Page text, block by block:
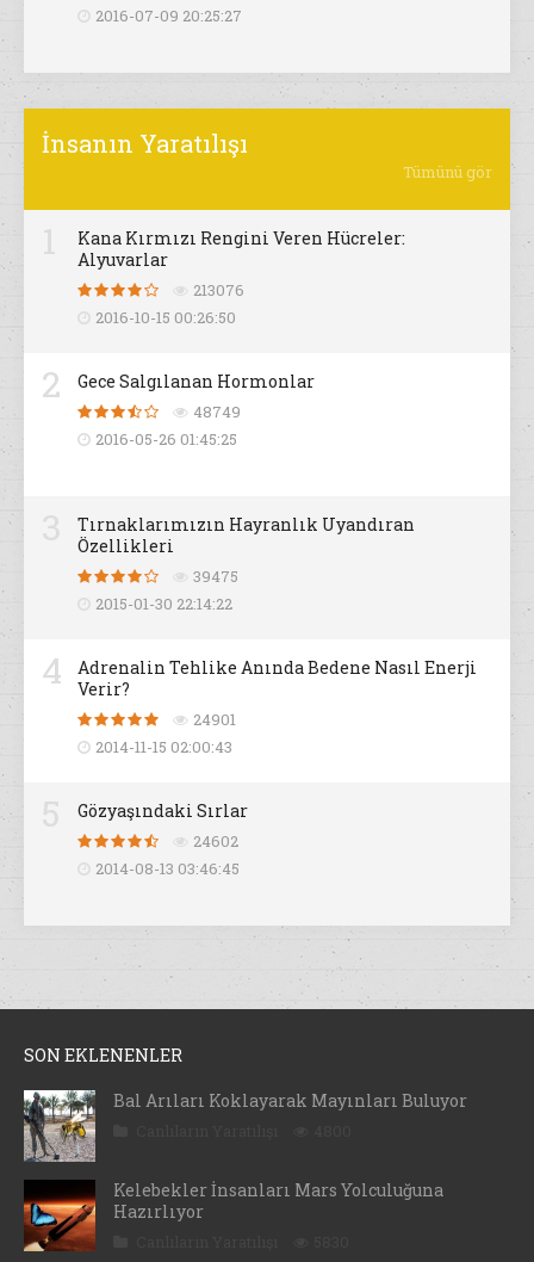
2016-07-09 20:25:27
İnsanın Yaratılışı
Tümünü gör
Kana Kırmızı Rengini Veren Hücreler:
Alyuvarlar
213076
2016-10-15 00:26:50
2 Gece Salgılanan Hormonlar
48749
2016-05-26 01:45:25
Tırnaklarımızın Hayranlık Uyandıran
Özellikleri
39475
2015-01-30 22:14:22
4
Adrenalin Tehlike Anında Bedene Nasıl Enerji
Verir?
24901
2014-11-15 02:00:43
Gözyaşındaki Sırlar
24602
2014-08-13 03:46:45
SON EKLENENLER
Bal Arıları Koklayarak Mayınları Buluyor
Kelebekler İnsanları Mars Yolculuğuna
Hazırlıyor